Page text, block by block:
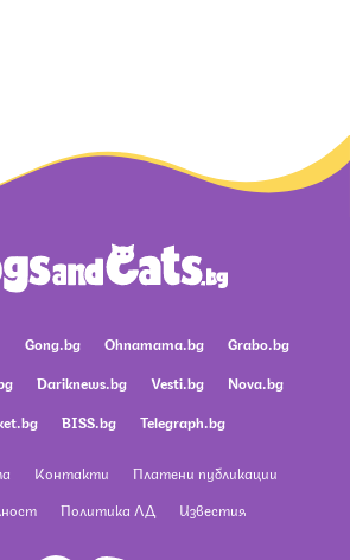
Gong.bg Ohnamama.bg
Grabo.bg
Dariknews.bg Vesti.bg
Nova.bg
BISS.bg Telegraph.bg
Контакти
Платени публикации
Политика ЛД Известия